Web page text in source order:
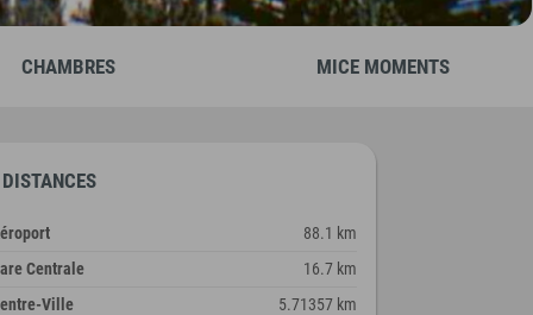
CHAMBRES MICE MOMENTS
DISTANCES
88.1 km
Centrale
16.7 km
Ville
5.71357 km